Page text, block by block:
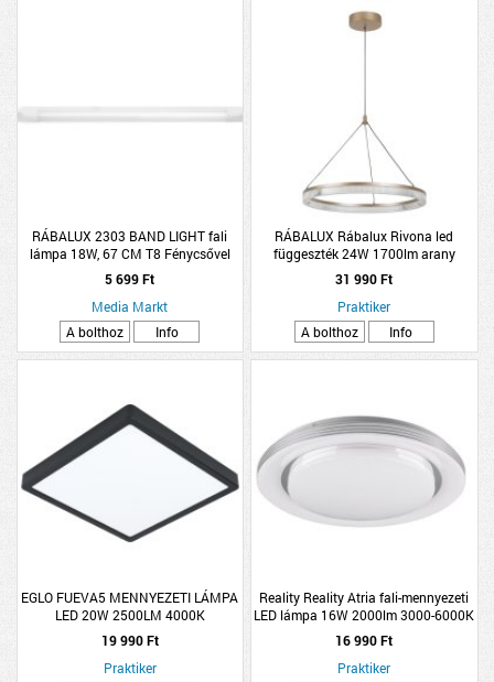
RÁBALUX 2303 BAND LIGHT fali
lámpa 18W, 67 CM T8 Fénycsővel
5 699 Ft
Media Markt
A bolthoz
Info
RÁBALUX Rábalux Rivona led
függeszték 24W 1700lm arany
31 990 Ft
Praktiker
A bolthoz
Info
EGLO FUEVA5 MENNYEZETI LÁMPA
LED 20W 2500LM 4000K
28,5X28,5CM FEKETE
19 990 Ft
Praktiker
Reality Reality Atria fali-mennyezeti
LED lámpa 16W 2000lm 3000-6000K
IP20 D39cm H7cm fehér
16 990 Ft
Praktiker